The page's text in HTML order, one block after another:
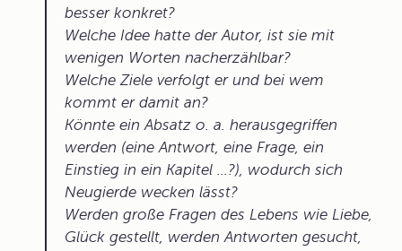
besser konkret?
Welche Idee hatte der Autor, ist sie mit
wenigen Worten nacherzählbar?
Welche Ziele verfolgt er und bei wem
kommt er damit an?
Könnte ein Absatz o. a. herausgegriffen
werden (eine Antwort, eine Frage, ein
Einstieg in ein Kapitel ...?), wodurch sich
Neugierde wecken lässt?
Werden große Fragen des Lebens wie Liebe,
Glück gestellt, werden Antworten gesucht,